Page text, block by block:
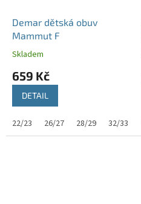
Demar dětská obuv
Mammut F
Skladem
659 Kč
DETAIL
22/23 26/27 28/29 32/33